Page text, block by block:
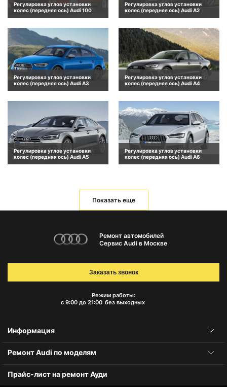
Регулировка углов установки
колес (передняя ось) Audi 100
Регулировка углов установки
колес (передняя ось) Audi A2
Регулировка углов установки
колес (передняя ось) Audi A3
Регулировка углов установки
колес (передняя ось) Audi A4
Регулировка углов установки
колес (передняя ось) Audi A5
Регулировка углов установки
колес (передняя ось) Audi A6
Показать еще
Ремонт автомобилей
Сервис Audi в Москве
Режим работы:
с 9:00 до 21:00 без выходных
Заказать звонок
Информация
Ремонт Audi по моделям
Прайс-лист на ремонт Ауди